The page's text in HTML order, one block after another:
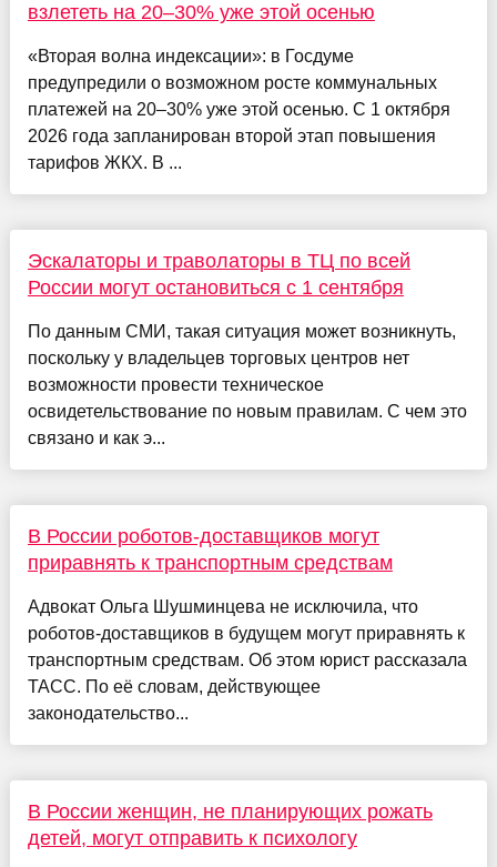
взлететь на 20–30% уже этой осенью
«Вторая волна индексации»: в Госдуме
предупредили о возможном росте коммунальных
платежей на 20–30% уже этой осенью. С 1 октября
2026 года запланирован второй этап повышения
тарифов ЖКХ. В ...
Эскалаторы и траволаторы в ТЦ по всей
России могут остановиться с 1 сентября
По данным СМИ, такая ситуация может возникнуть,
поскольку у владельцев торговых центров нет
возможности провести техническое
освидетельствование по новым правилам. С чем это
связано и как э...
В России роботов-доставщиков могут
приравнять к транспортным средствам
Адвокат Ольга Шушминцева не исключила, что
роботов-доставщиков в будущем могут приравнять к
транспортным средствам. Об этом юрист рассказала
ТАСС. По её словам, действующее
законодательство...
В России женщин, не планирующих рожать
детей, могут отправить к психологу